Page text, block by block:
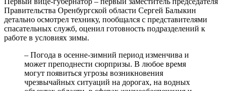
Правительства Оренбургской области Сергей Балыкин
детально осмотрел технику, пообщался с представителями
спасательных служб, оценил готовность подразделений к
работе в условиях зимы.
– Погода в осенне-зимний период изменчива и
может преподнести сюрпризы. В любое время
могут появиться угрозы возникновения
чрезвычайных ситуаций на дорогах, на водных